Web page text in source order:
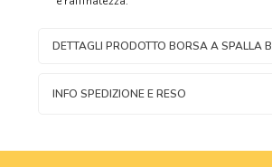
DETTAGLI PRODOTTO BORSA A SPALLA
INFO SPEDIZIONE E RESO